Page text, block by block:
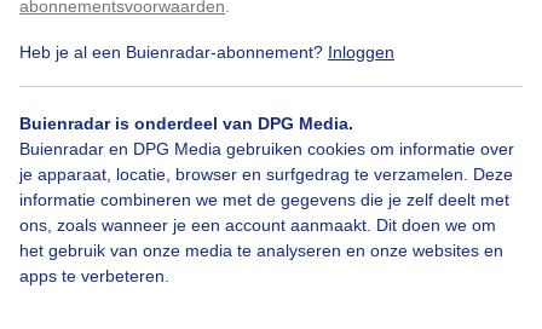
abonnementsvoorwaarden
Heb je al een Buienradar-abonnement? Inloggen
Buienradar is onderdeel van DPG Media.
Buienradar en DPG Media gebruiken cookies om informatie over
je apparaat, locatie, browser en surfgedrag te verzamelen. Deze
informatie combineren we met de gegevens die je zelf deelt met
ons, zoals wanneer je een account aanmaakt. Dit doen we om
het gebruik van onze media te analyseren en onze websites en
apps te verbeteren.
Een moment geduld aub...